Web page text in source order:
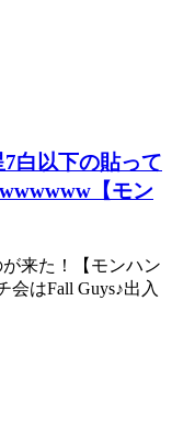
7白以下の貼って
【モン
が来た！【モンハン
会はFall Guys♪出入